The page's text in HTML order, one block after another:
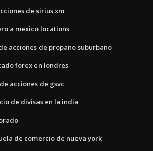
de sirius xm
a mexico locations
acciones de propano suburbano
forex en londres
acciones de gsvc
de divisas en la india
de comercio de nueva york